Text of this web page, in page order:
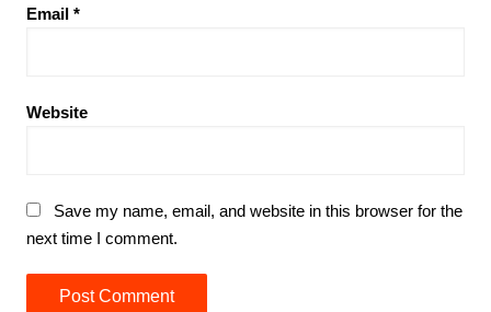
Email *
Website
Save my name, email, and website in this browser for the
next time I comment.